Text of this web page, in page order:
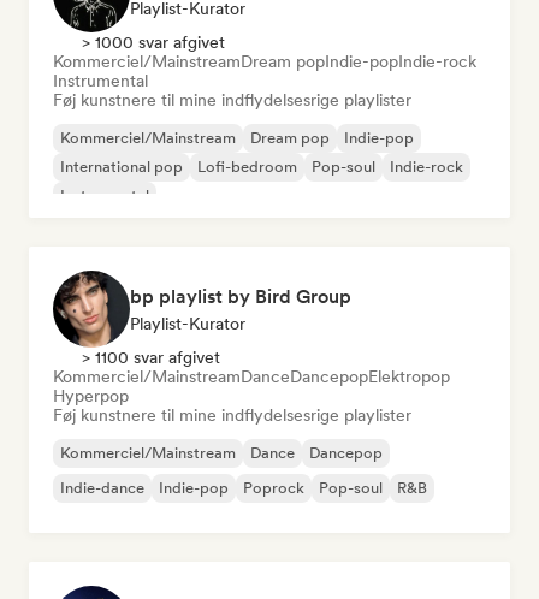
Playlist-Kurator
> 1000 svar afgivet
Kommerciel/MainstreamDream popIndie-popIndie-rock
Instrumental
Føj kunstnere til mine indflydelsesrige playlister
Kommerciel/Mainstream Dream pop
Indie-pop
International pop
Lofi-bedroom Pop-soul
Indie-rock
Instrumental
bp playlist by Bird Group
Playlist-Kurator
> 1100 svar afgivet
Kommerciel/MainstreamDanceDancepopElektropop
Hyperpop
Føj kunstnere til mine indflydelsesrige playlister
Kommerciel/Mainstream Dance
Dancepop
Indie-dance
Indie-pop Poprock Pop-soul R&B